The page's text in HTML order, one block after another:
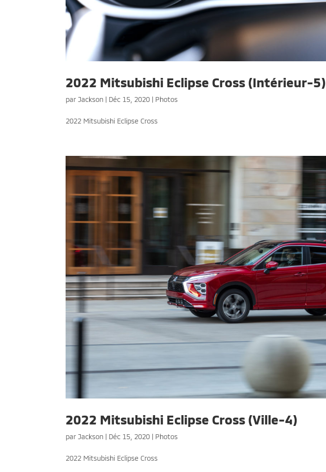
2022 Mitsubishi Eclipse Cross (Intérieur-5)
par Jackson | Déc 15, 2020 | Photos
2022 Mitsubishi Eclipse Cross
2022 Mitsubishi Eclipse Cross (Ville-4)
par Jackson | Déc 15, 2020 | Photos
2022 Mitsubishi Eclipse Cross